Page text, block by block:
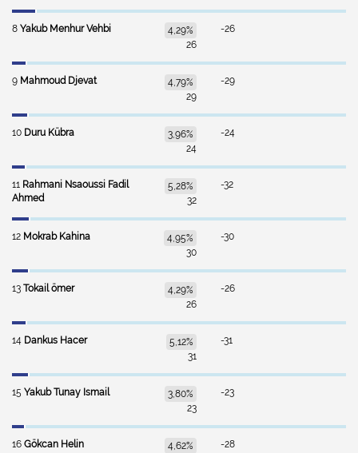
8 Yakub Menhur Vehbi
4,29%
26
-26
9 Mahmoud Djevat
4,79%
29
-29
10 Duru Kübra
3,96%
24
-24
11 Rahmani Nsaoussi Fadil
Ahmed
5,28%
32
-32
12 Mokrab Kahina
4,95%
30
-30
13 Tokail ömer
4,29%
26
-26
14 Dankus Hacer
5,12%
31
-31
15 Yakub Tunay Ismail
3,80%
23
-23
16 Gökcan Helin
4,62%
-28